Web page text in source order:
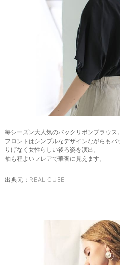
毎シーズン大人気のバックリボンブラウス。
フロントはシンプルなデザインながらも
りげなく女性らしい後ろ姿を演出。
袖も程よいフレアで華奢に見えます。
出典元： REAL CUBE